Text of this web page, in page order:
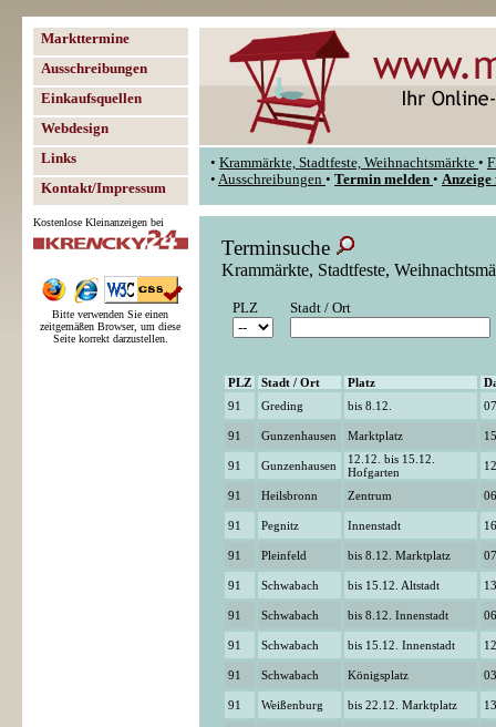
Markttermine
Ausschreibungen
Einkaufsquellen
Webdesign
Links
Kontakt/Impressum
• Krammärkte, Stadtfeste, Weihnachtsmärkte •
• Ausschreibungen • Termin melden •
Kostenlose Kleinanzeigen bei
Bitte verwenden Sie einen
zeitgemäßen Browser, um diese
Seite korrekt darzustellen.
Terminsuche
Krammärkte, Stadtfeste,
PLZ Stadt / Ort
PLZ Stadt / Ort Platz
91
Greding bis 8.12.
91 Gunzenhausen Marktplatz
91 Gunzenhausen
12.12. bis 15.12.
Hofgarten
91 Heilsbronn Zentrum
91 Pegnitz Innenstadt
91 Pleinfeld bis 8.12. Marktplatz
91 Schwabach bis 15.12. Altstadt
91 Schwabach bis 8.12. Innenstadt
91 Schwabach bis 15.12. Innenstadt
91 Schwabach Königsplatz
91 Weißenburg bis 22.12. Marktplatz